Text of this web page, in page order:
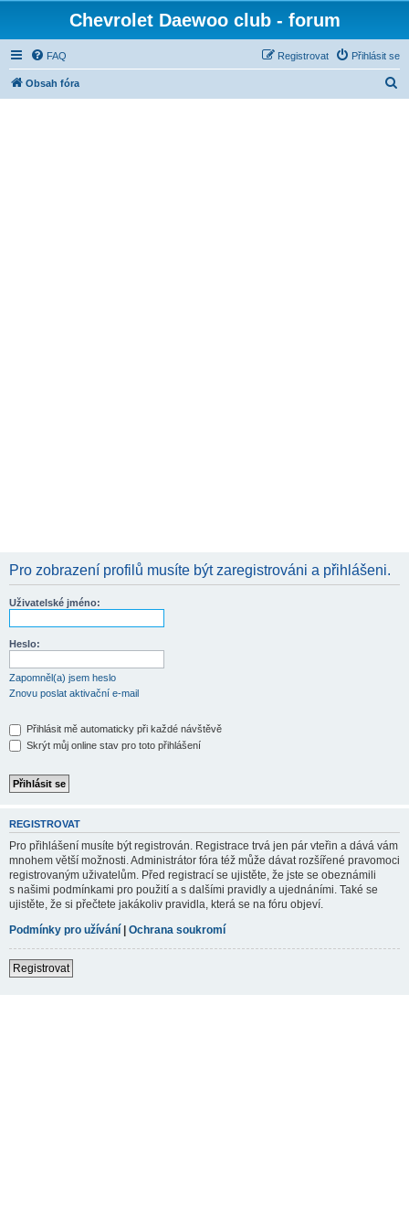
Chevrolet Daewoo club - forum
FAQ Přihlásit se
Registrovat
Obsah fóra
Pro zobrazení profilů musíte být zaregistrováni a přihlášeni.
Uživatelské jméno:
Heslo:
Zapomněl(a) jsem heslo
Znovu poslat aktivační e-mail
Přihlásit mě automaticky při každé návštěvě
Skrýt můj online stav pro toto přihlášení
REGISTROVAT
Pro přihlášení musíte být registrován. Registrace trvá jen pár vteřin a dává vám
mnohem větší možnosti. Administrátor fóra též může dávat rozšířené pravomoci
registrovaným uživatelům. Před registrací se ujistěte, že jste se obeznámili
s našimi podmínkami pro použití a s dalšími pravidly a ujednáními. Také se
ujistěte, že si přečtete jakákoliv pravidla, která se na fóru objeví.
Podmínky pro užívání | Ochrana soukromí
Registrovat